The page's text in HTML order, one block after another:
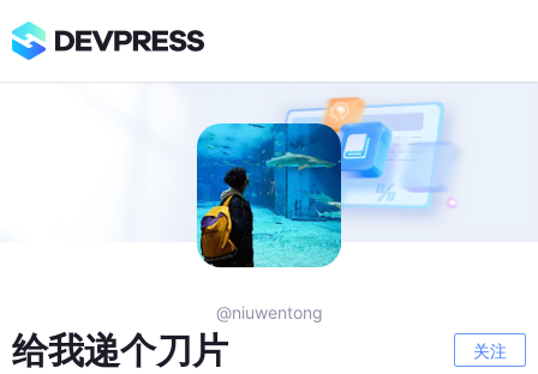
@niuwentong
给我递个刀片 关注